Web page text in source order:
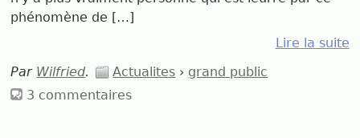
phénomène de […]
Lire la suite
Par Wilfried. Actualites › grand public
3 commentaires